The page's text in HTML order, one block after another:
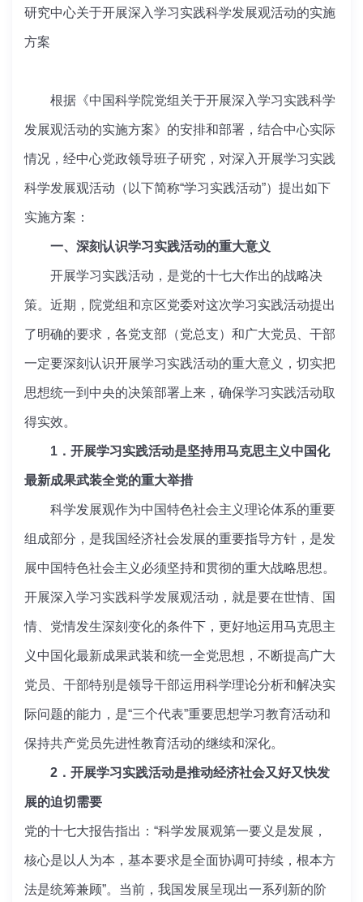
研究中心关于开展深入学习实践科学发展观活动的实施
方案
根据《中国科学院党组关于开展深入学习实践科学
发展观活动的实施方案》的安排和部署，结合中心实际
情况，经中心党政领导班子研究，对深入开展学习实践
科学发展观活动（以下简称“学习实践活动”）提出如下
实施方案：
一、深刻认识学习实践活动的重大意义
开展学习实践活动，是党的十七大作出的战略决
策。近期，院党组和京区党委对这次学习实践活动提出
了明确的要求，各党支部（党总支）和广大党员、干部
一定要深刻认识开展学习实践活动的重大意义，切实把
思想统一到中央的决策部署上来，确保学习实践活动取
得实效。
1．开展学习实践活动是坚持用马克思主义中国化
最新成果武装全党的重大举措
科学发展观作为中国特色社会主义理论体系的重要
组成部分，是我国经济社会发展的重要指导方针，是发
展中国特色社会主义必须坚持和贯彻的重大战略思想。
开展深入学习实践科学发展观活动，就是要在世情、国
情、党情发生深刻变化的条件下，更好地运用马克思主
义中国化最新成果武装和统一全党思想，不断提高广大
党员、干部特别是领导干部运用科学理论分析和解决实
际问题的能力，是“三个代表”重要思想学习教育活动和
保持共产党员先进性教育活动的继续和深化。
2．开展学习实践活动是推动经济社会又好又快发
展的迫切需要
党的十七大报告指出：“科学发展观第一要义是发展，
核心是以人为本，基本要求是全面协调可持续，根本方
法是统筹兼顾”。当前，我国发展呈现出一系列新的阶